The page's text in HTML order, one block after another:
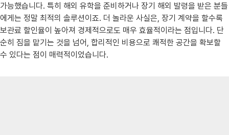
가능했습니다. 특히 해외 유학을 준비하거나 장기 해외 발령을 받은 분들
에게는 정말 최적의 솔루션이죠. 더 놀라운 사실은, 장기 계약을 할수록
보관료 할인율이 높아져 경제적으로도 매우 효율적이라는 점입니다. 단
순히 짐을 맡기는 것을 넘어, 합리적인 비용으로 쾌적한 공간을 확보할
수 있다는 점이 매력적이었습니다.